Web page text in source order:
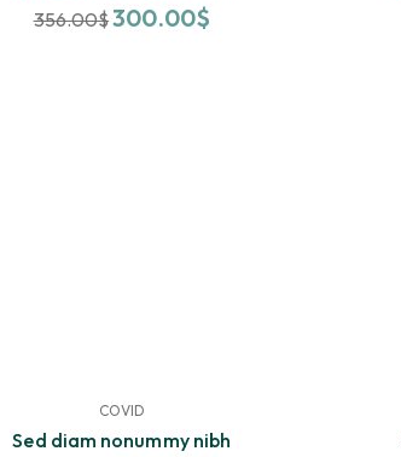
356.00$300.00$
COVID
Sed diam nonummy nibh